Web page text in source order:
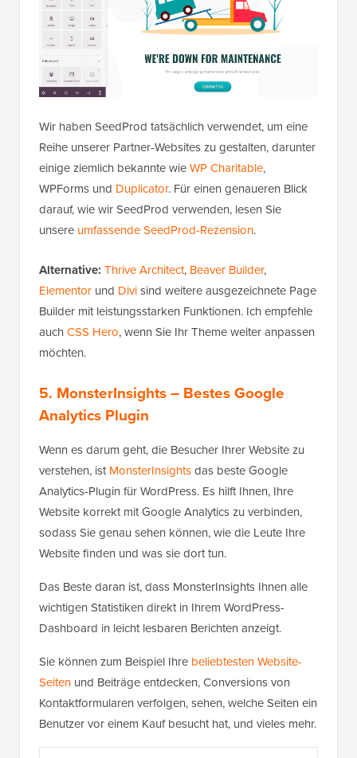
Wir haben SeedProd tatsächlich verwendet, um eine
Reihe unserer Partner-Websites zu gestalten, darunter
einige ziemlich bekannte wieWP Charitable,
WPForms und Duplicator. Für einen genaueren Blick
darauf, wie wir SeedProd verwenden, lesen Sie
unsere umfassende SeedProd-Rezension.
Alternative: Thrive Architect, Beaver Builder,
Elementor und Divisind weitere ausgezeichnete Page
Builder mit leistungsstarken Funktionen. Ich empfehle
auchCSS Hero, wenn Sie Ihr Theme weiter anpassen
möchten.
5. MonsterInsights– Bestes Google
Analytics Plugin
Wenn es darum geht, die Besucher Ihrer Website zu
verstehen, istMonsterInsightsdas beste Google
Analytics-Plugin für WordPress. Es hilft Ihnen, Ihre
Website korrekt mit Google Analytics zu verbinden,
sodass Sie genau sehen können, wie die Leute Ihre
Website finden und was sie dort tun.
Das Beste daran ist, dass MonsterInsights Ihnen alle
wichtigen Statistiken direkt in Ihrem WordPress-
Dashboard in leicht lesbaren Berichten anzeigt.
Sie können zum Beispiel Ihre beliebtesten Website-
Seiten und Beiträge entdecken, Conversions von
Kontaktformularen verfolgen, sehen, welche Seiten ein
Benutzer vor einem Kauf besucht hat, und vieles mehr.